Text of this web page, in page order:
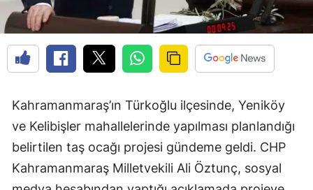
Kahramanmaraş’ın Türkoğlu ilçesinde, Yeniköy
ve Kelibişler mahallelerinde yapılması planlandığı
belirtilen taş ocağı projesi gündeme geldi. CHP
Kahramanmaraş Milletvekili Ali Öztunç, sosyal